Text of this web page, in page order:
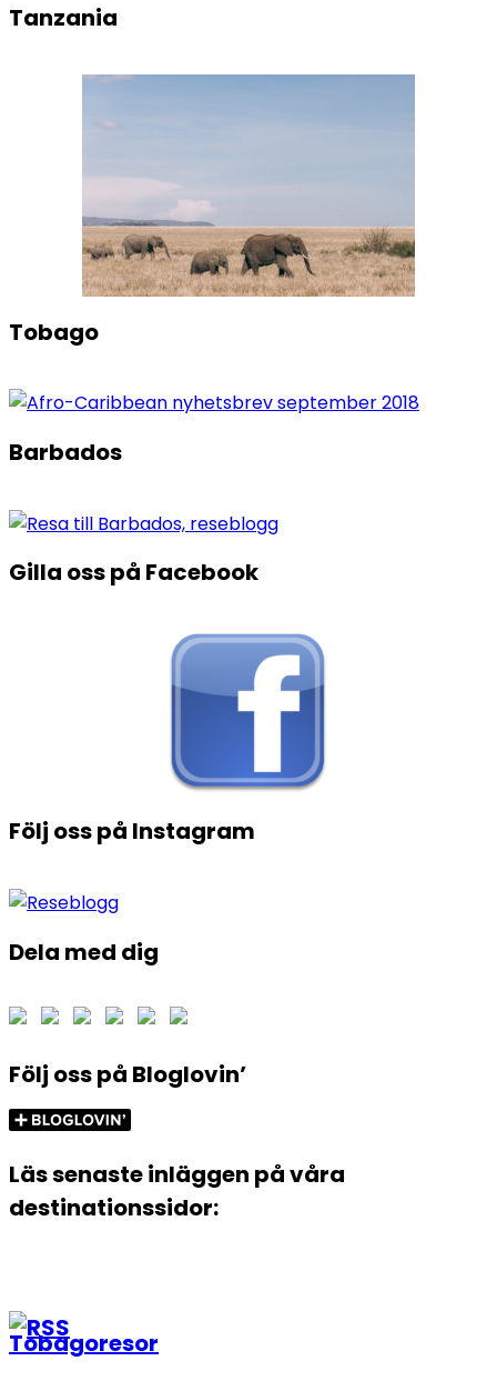
Tanzania
Tobago
Barbados
Gilla oss på Facebook
Följ oss på Instagram
Dela med dig
Följ oss på Bloglovin’
Läs senaste inläggen på våra
destinationssidor:
Tobagoresor